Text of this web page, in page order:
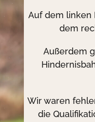
Auf dem linken
dem
Außerdem
Wir waren
die